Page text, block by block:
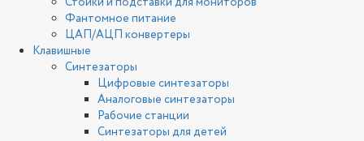
Фантомное питание
ЦАП/АЦП конвертеры
Клавишные
Синтезаторы
Цифровые синтезаторы
Аналоговые синтезаторы
Рабочие станции
Синтезаторы для детей